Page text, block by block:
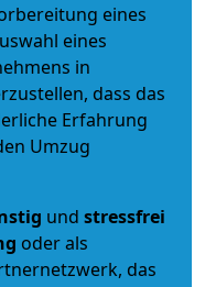
eines
eines
in
dass das
Erfahrung
Umzug
und stressfrei
oder als
das